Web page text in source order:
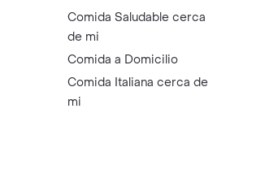
Comida Saludable cerca
de mi
Comida a Domicilio
Comida Italiana cerca de
mi